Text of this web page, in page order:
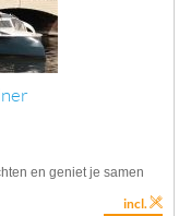
en geniet je samen
incl.